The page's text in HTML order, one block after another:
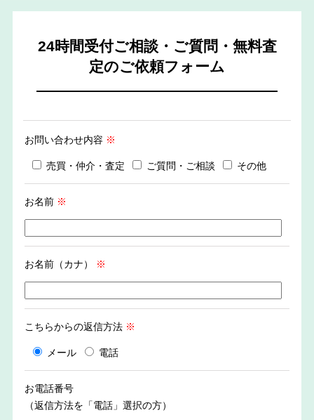
24時間受付ご相談・ご質問・無料査
定のご依頼フォーム
お問い合わせ内容 ※
売買・仲介・査定 ご質問・ご相談 その他
お名前 ※
お名前（カナ） ※
こちらからの返信方法 ※
メール 電話
お電話番号
（返信方法を「電話」選択の方）